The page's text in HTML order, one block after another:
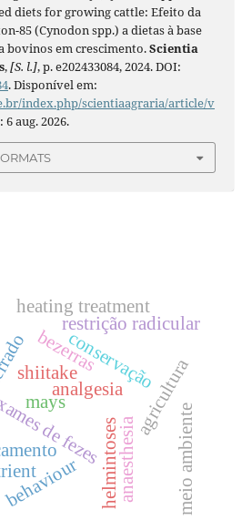
diets for growing cattle: Efeito da
85 (Cynodon spp.) a dietas à base
bovinos em crescimento.Scientia
,[S. l.], p. e202433084, 2024. DOI:
. Disponível em:
index.php/scientiaagraria/article/v
6 aug. 2026.
bezerras
de fezeshelmintoses
restrição radicular
anaesthesia
analgesia
behaviour
agricultura
meio ambiente
heating treatment
conservação
shiitake
mays